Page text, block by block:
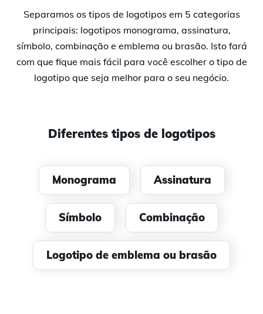
Separamos os tipos de logotipos em 5 categorias
principais: logotipos monograma, assinatura,
símbolo, combinação e emblema ou brasão. Isto fará
com que fique mais fácil para você escolher o tipo de
logotipo que seja melhor para o seu negócio.
Diferentes tipos de logotipos
Monograma Assinatura
Símbolo Combinação
Logotipo de emblema ou brasão